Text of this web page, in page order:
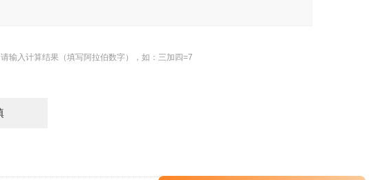
请输入计算结果（填写阿拉伯数字），如：三加四=7